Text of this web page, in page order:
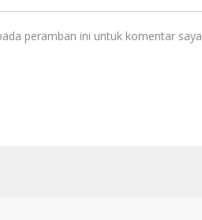
peramban ini untuk komentar